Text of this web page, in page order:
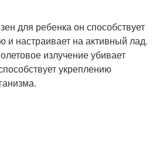
для ребенка он способствует
и настраивает на активный лад.
излучение убивает
укреплению